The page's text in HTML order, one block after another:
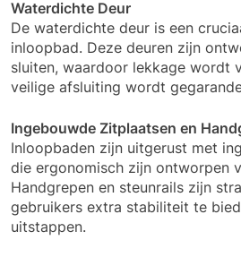
Waterdichte Deur
De waterdichte deur is een
inloopbad. Deze deuren zijn
sluiten, waardoor lekkage wordt
veilige afsluiting wordt
Ingebouwde Zitplaatsen en
Inloopbaden zijn uitgerust met
die ergonomisch zijn ontworpen
Handgrepen en steunrails zijn
gebruikers extra stabiliteit te
uitstappen.